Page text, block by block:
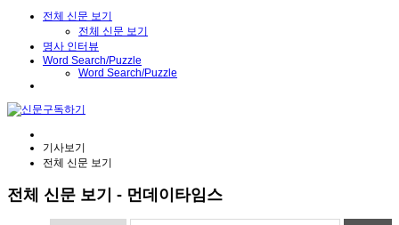
전체 신문 보기
전체 신문 보기
명사 인터뷰
Word Search/Puzzle
Word Search/Puzzle
기사보기
전체 신문 보기
전체 신문 보기 - 먼데이타임스